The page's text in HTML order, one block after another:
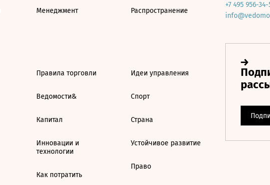
Менеджмент Распространение
Правила торговли
Ведомости&
Капитал
Инновации и
технологии
Как потратить
Идеи управления
Спорт
Страна
Устойчивое развитие
Право
+7 495 956-34-